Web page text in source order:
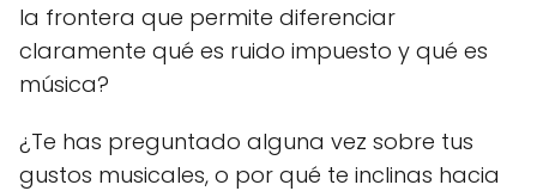
la frontera que permite diferenciar
claramente qué es ruido impuesto y qué es
música?
¿Te has preguntado alguna vez sobre tus
gustos musicales, o por qué te inclinas hacia